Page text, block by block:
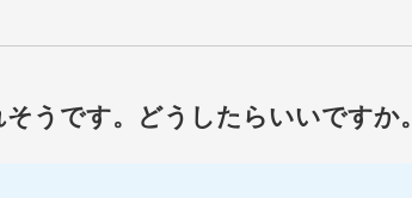
うです。どうしたらいいですか。